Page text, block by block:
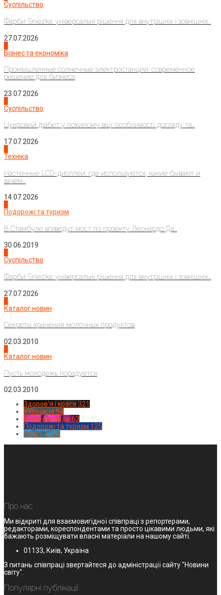
Суспільство
Фарби Sniezka: універсальні рішення для внутрішніх і зовнішніх...
27.07.2026
Бізнес та економіка
Промышленные солнечные электростанции: современное
решение для бизнеса
23.07.2026
Суспільство
Цукровий діабет у похилому віці: особливості догляду та...
17.07.2026
Техніка
Настенные LCD-дисплеи: где используются, какие бывают и
зачем...
14.07.2026
Подорожі та туризм
В Стамбуле возведут мост по проекту Леонардо Да...
30.06.2019
Суспільство
Фарби Sniezka: універсальні рішення для внутрішніх і зовнішніх...
27.07.2026
Каталог новин
Секреты хранения молочных продуктов
02.03.2010
Каталог новин
Пусть молодежь порадуется
02.03.2010
Здоров'я і краса 321
Кулінарія 94
Новинки моди 63
Подорожі та туризм 125
Спорт1224
Про нас
Ми відкриті для взаємовигідної співпраці з репортерами,
редакторами, кореспондентами та просто цікавими людьми, які
бажають розміщувати власні матеріали на нашому сайті.
01133, Київ, Україна
З питань співпраці звертайтеся до адміністрації сайту "Новини
світу".
Популярні публікації